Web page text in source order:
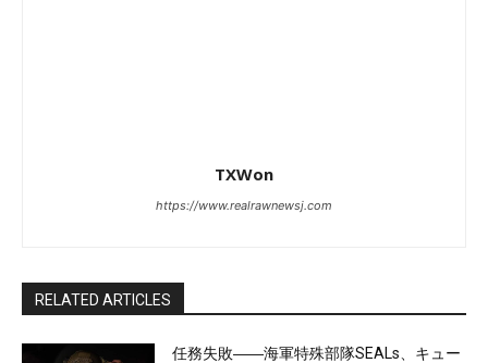
TXWon
https://www.realrawnewsj.com
RELATED ARTICLES
任務失敗――海軍特殊部隊SEALs、キュー